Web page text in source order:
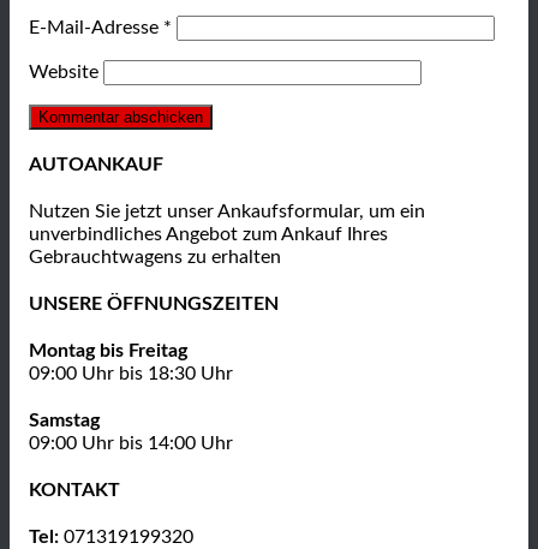
E-Mail-Adresse *
Website
AUTOANKAUF
Nutzen Sie jetzt unser Ankaufsformular, um ein
unverbindliches Angebot zum Ankauf Ihres
Gebrauchtwagens zu erhalten
UNSERE ÖFFNUNGSZEITEN
Montag bis Freitag
09:00 Uhr bis 18:30 Uhr
Samstag
09:00 Uhr bis 14:00 Uhr
KONTAKT
Tel: 071319199320